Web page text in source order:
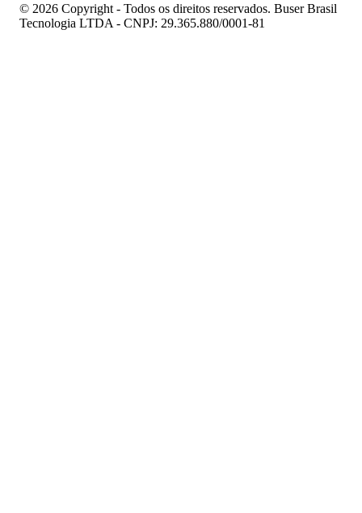
© 2026 Copyright - Todos os direitos reservados. Buser Brasil
Tecnologia LTDA - CNPJ: 29.365.880/0001-81